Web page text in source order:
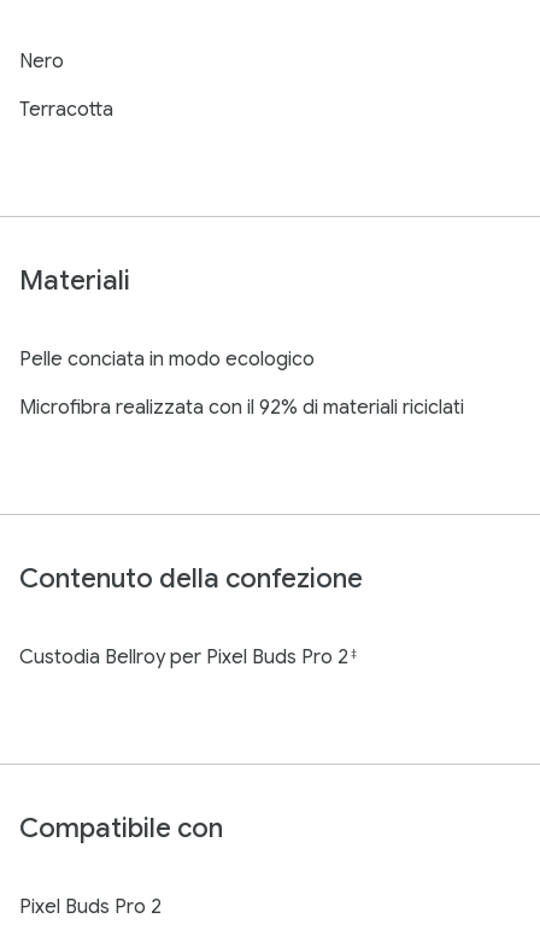
Nero
Terracotta
Materiali
Pelle conciata in modo ecologico
Microfibra realizzata con il 92% di materiali riciclati
Contenuto della confezione
Custodia Bellroy per Pixel Buds Pro 2 ‡
Compatibile con
Pixel Buds Pro 2